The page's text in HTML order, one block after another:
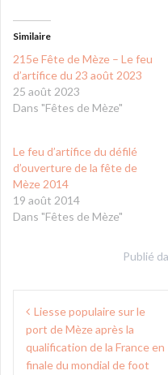
Similaire
215e Fête de Mèze – Le feu
d’artifice du 23 août 2023
25 août 2023
Dans "Fêtes de Mèze"
Le feu d’artifice du défilé
d’ouverture de la fête de
Mèze 2014
19 août 2014
Dans "Fêtes de Mèze"
Publié
Navigation
de
l’article
Liesse populaire sur le
port de Mèze après la
qualification de la France en
finale du mondial de foot